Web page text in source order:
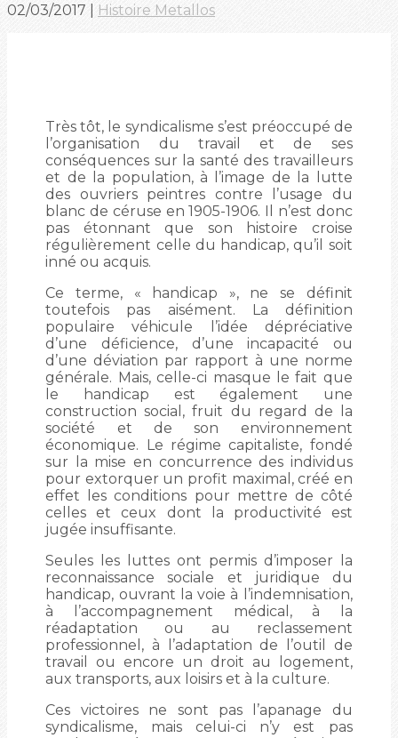
02/03/2017 Histoire Metallos
Très tôt, le syndicalisme s’est préoccupé de
l’organisation du travail et de ses
conséquences sur la santé des travailleurs
et de la population, à l’image de la lutte
des ouvriers peintres contre l’usage du
blanc de céruse en 1905-1906. Il n’est donc
pas étonnant que son histoire croise
régulièrement celle du handicap, qu’il soit
inné ou acquis.
Ce terme, « handicap », ne se définit
toutefois pas aisément. La définition
populaire véhicule l’idée dépréciative
d’une déficience, d’une incapacité ou
d’une déviation par rapport à une norme
générale. Mais, celle-ci masque le fait que
le handicap est également une
construction social, fruit du regard de la
société et de son environnement
économique. Le régime capitaliste, fondé
sur la mise en concurrence des individus
pour extorquer un profit maximal, créé en
effet les conditions pour mettre de côté
celles et ceux dont la productivité est
jugée insuffisante.
Seules les luttes ont permis d’imposer la
reconnaissance sociale et juridique du
handicap, ouvrant la voie à l’indemnisation,
à l’accompagnement médical, à la
réadaptation ou au reclassement
professionnel, à l’adaptation de l’outil de
travail ou encore un droit au logement,
aux transports, aux loisirs et à la culture.
Ces victoires ne sont pas l’apanage du
syndicalisme, mais celui-ci n’y est pas